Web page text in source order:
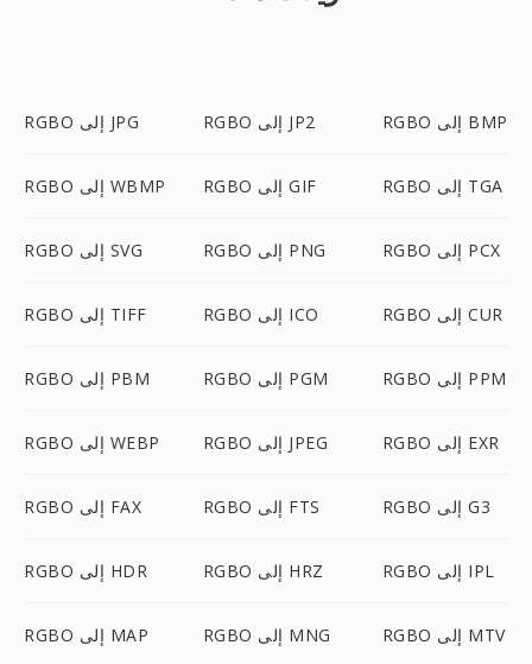
RGBO إلى JPG RGBO إلى JP2 RGBO إلى BMP
RGBO إلى WBMP RGBO إلى GIF RGBO إلى TGA
RGBO إلى SVG RGBO إلى PNG RGBO إلى PCX
RGBO إلى TIFF RGBO إلى ICO RGBO إلى CUR
RGBO إلى PBM RGBO إلى PGM RGBO إلى PPM
RGBO إلى WEBP RGBO إلى JPEG RGBO إلى EXR
RGBO إلى FAX RGBO إلى FTS RGBO إلى G3
RGBO إلى HDR RGBO إلى HRZ RGBO إلى IPL
RGBO إلى MAP RGBO إلى MNG RGBO إلى MTV